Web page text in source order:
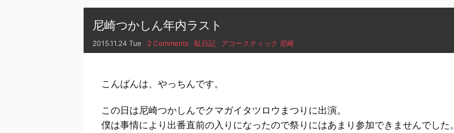
尼崎つかしん年内ラスト
2015.11.24 Tue 2 Comments 駄日記 アコースティック ,尼崎
こんばんは、やっちんです。
この日は尼崎つかしんでクマガイタツロウまつりに出演。
僕は事情により出番直前の入りになったので祭りにはあまり参加できませんでした。